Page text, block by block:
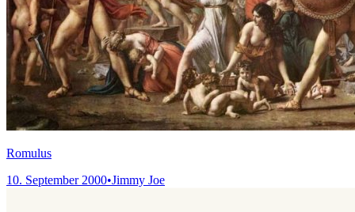
Romulus
10. September 2000•Jimmy Joe